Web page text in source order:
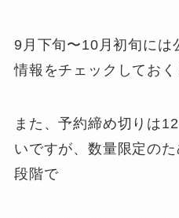
9月下旬〜10月初旬には
情報をチェックしておく
また、予約締め切りは
いですが、数量限定の
段階で